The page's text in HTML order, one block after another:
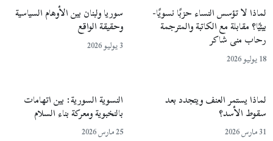
لماذا لا تؤسس النساء حزبًا نسويًا-
بيئيًا؟ مقابلة مع الكاتبة والمترجمة
رحاب منى شاكر
18 يوليو 2026
سوريا ولبنان بين الأوهام السياسية
وحقيقة الواقع
لماذا يستمر العنف ويتجدد بعد
سقوط الأسد؟
31 مارس 2026
النسوية السورية: بين اتهامات
بالنخبوية ومعركة بناء السلام
25 مارس 2026